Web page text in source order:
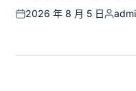
Posted
2026 年 8 月 5 日
Posted